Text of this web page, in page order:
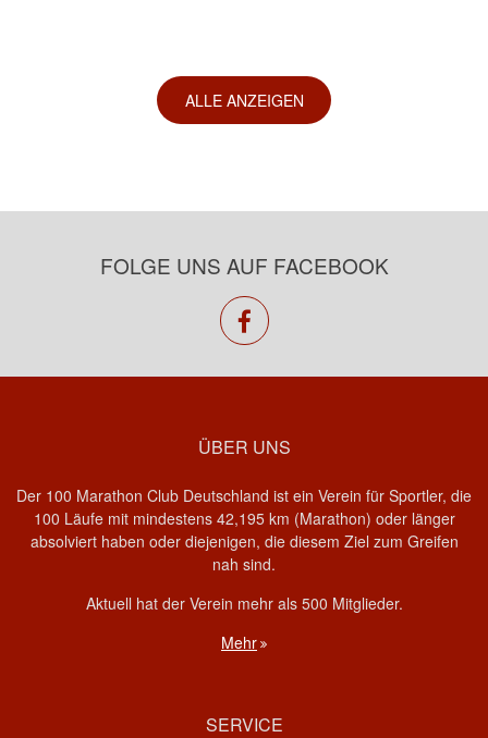
ALLE ANZEIGEN
FOLGE UNS AUF FACEBOOK
facebook
ÜBER UNS
Der 100 Marathon Club Deutschland ist ein Verein für Sportler, die
100 Läufe mit mindestens 42,195 km (Marathon) oder länger
absolviert haben oder diejenigen, die diesem Ziel zum Greifen
nah sind.
Aktuell hat der Verein mehr als 500 Mitglieder.
Mehr
SERVICE